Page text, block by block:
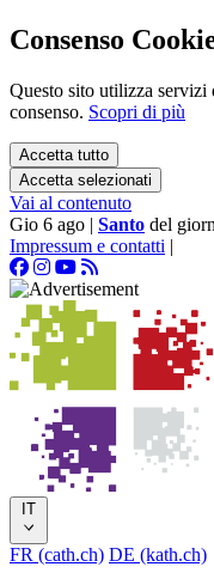
Consenso
Questo sito utilizza
consenso. Scopri di più
Accetta tutto
Accetta selezionati
Vai al contenuto
Gio 6 ago | Santo del
Impressum e contatti |
IT
FR (cath.ch) DE (kath.ch)